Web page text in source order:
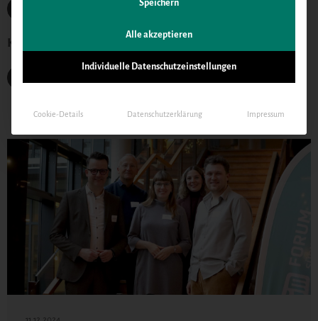
Kategorien
Speichern
Alle akzeptieren
Individuelle Datenschutzeinstellungen
Cookie-Details Datenschutzerklärung Impressum